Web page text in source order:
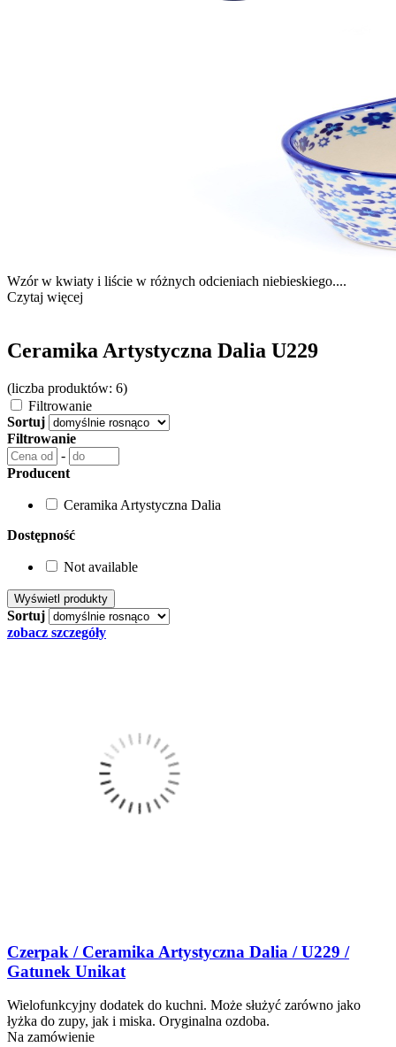
Wzór w kwiaty i liście w różnych odcieniach niebieskiego....
Czytaj więcej
Ceramika Artystyczna Dalia U229
(liczba produktów: 6)
Filtrowanie
Sortuj
Filtrowanie
-
Producent
Ceramika Artystyczna Dalia
Dostępność
Not available
Sortuj
zobacz szczegóły
Czerpak / Ceramika Artystyczna Dalia / U229 /
Gatunek Unikat
Wielofunkcyjny dodatek do kuchni. Może służyć zarówno jako
łyżka do zupy, jak i miska. Oryginalna ozdoba.
Na zamówienie